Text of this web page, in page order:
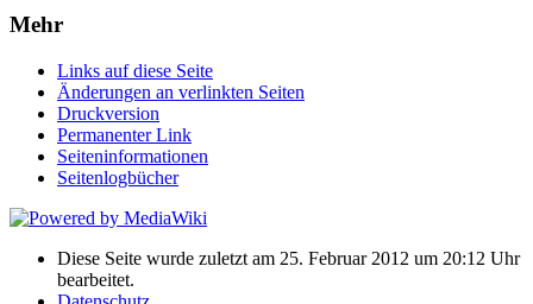
Mehr
Links auf diese Seite
Änderungen an verlinkten Seiten
Druckversion
Permanenter Link
Seiten­informationen
Seitenlogbücher
Diese Seite wurde zuletzt am 25. Februar 2012 um 20:12 Uhr
bearbeitet.